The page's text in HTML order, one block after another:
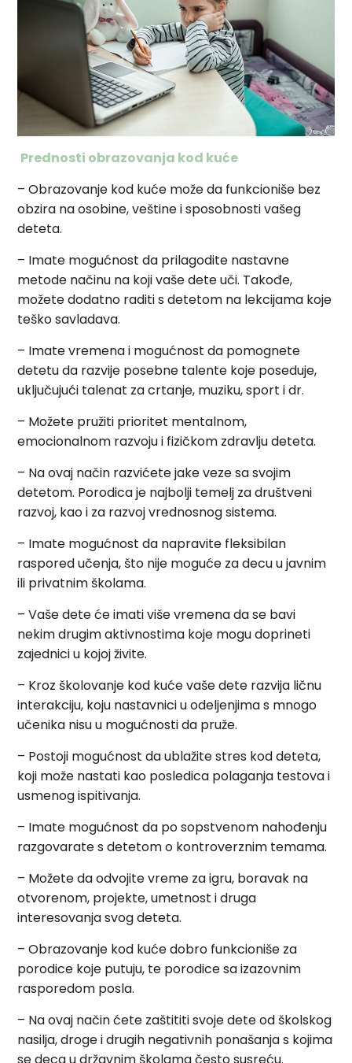
Prednosti obrazovanja kod kuće
– Obrazovanje kod kuće može da funkcioniše bez
obzira na osobine, veštine i sposobnosti vašeg
deteta.
– Imate mogućnost da prilagodite nastavne
metode načinu na koji vaše dete uči. Takođe,
možete dodatno raditi s detetom na lekcijama koje
teško savladava.
– Imate vremena i mogućnost da pomognete
detetu da razvije posebne talente koje poseduje,
uključujući talenat za crtanje, muziku, sport i dr.
– Možete pružiti prioritet mentalnom,
emocionalnom razvoju i fizičkom zdravlju deteta.
– Na ovaj način razvićete jake veze sa svojim
detetom. Porodica je najbolji temelj za društveni
razvoj, kao i za razvoj vrednosnog sistema.
– Imate mogućnost da napravite fleksibilan
raspored učenja, što nije moguće za decu u javnim
ili privatnim školama.
– Vaše dete će imati više vremena da se bavi
nekim drugim aktivnostima koje mogu doprineti
zajednici u kojoj živite.
– Kroz školovanje kod kuće vaše dete razvija ličnu
interakciju, koju nastavnici u odeljenjima s mnogo
učenika nisu u mogućnosti da pruže.
– Postoji mogućnost da ublažite stres kod deteta,
koji može nastati kao posledica polaganja testova i
usmenog ispitivanja.
– Imate mogućnost da po sopstvenom nahođenju
razgovarate s detetom o kontroverznim temama.
– Možete da odvojite vreme za igru, boravak na
otvorenom, projekte, umetnost i druga
interesovanja svog deteta.
– Obrazovanje kod kuće dobro funkcioniše za
porodice koje putuju, te porodice sa izazovnim
rasporedom posla.
– Na ovaj način ćete zaštititi svoje dete od školskog
nasilja, droge i drugih negativnih ponašanja s kojima